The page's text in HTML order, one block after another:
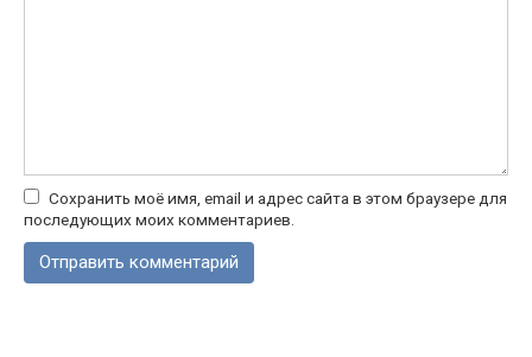
Сохранить моё имя, email и адрес сайта в этом браузере для
последующих моих комментариев.